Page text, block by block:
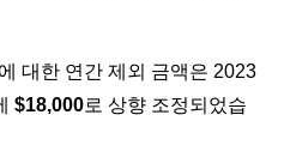
대한 연간 제외 금액은 2023
$18,000로 상향 조정되었습